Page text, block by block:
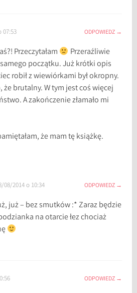
07:53 ODPOWIEDZ
Przeczytałam
Przeraźliwie
początku. Już krótki opis
robił z wiewiórkami był okropny.
że brutalny. W tym jest coś więcej
A zakończenie złamało mi
że mam tę książkę.
08/2014 o 10:34 ODPOWIEDZ
już – bez smutków :* Zaraz będzie
na otarcie łez chociaż
ODPOWIEDZ